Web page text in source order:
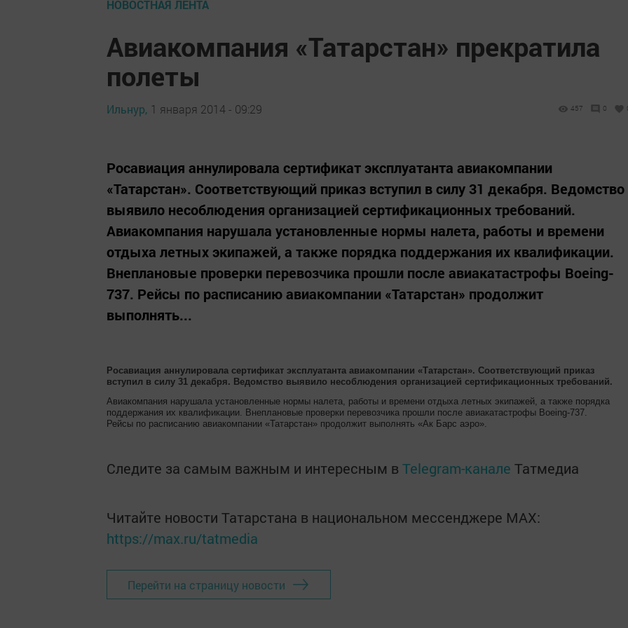
НОВОСТНАЯ ЛЕНТА
Авиакомпания «Татарстан» прекратила
полеты
Ильнур, 1 января 2014 - 09:29 457 0
Росавиация аннулировала сертификат эксплуатанта авиакомпании
«Татарстан». Соответствующий приказ вступил в силу 31 декабря. Ведомство
выявило несоблюдения организацией сертификационных требований.
Авиакомпания нарушала установленные нормы налета, работы и времени
отдыха летных экипажей, а также порядка поддержания их квалификации.
Внеплановые проверки перевозчика прошли после авиакатастрофы Boeing-
737. Рейсы по расписанию авиакомпании «Татарстан» продолжит
выполнять...
Росавиация аннулировала сертификат эксплуатанта авиакомпании «Татарстан». Соответствующий приказ
вступил в силу 31 декабря. Ведомство выявило несоблюдения организацией сертификационных требований.
Авиакомпания нарушала установленные нормы налета, работы и времени отдыха летных экипажей, а также порядка
поддержания их квалификации. Внеплановые проверки перевозчика прошли после авиакатастрофы Boeing-737.
Рейсы по расписанию авиакомпании «Татарстан» продолжит выполнять «Ак Барс аэро».
Следите за самым важным и интересным в Telegram-канале Татмедиа
Читайте новости Татарстана в национальном мессенджере MАХ:
https://max.ru/tatmedia
Перейти на страницу новости